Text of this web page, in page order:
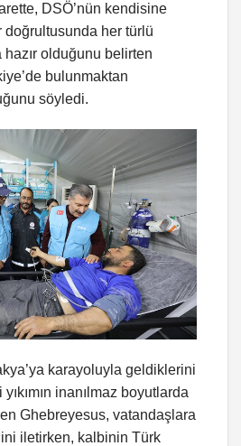
DSÖ’nün kendisine
doğrultusunda her türlü
hazır olduğunu belirten
bulunmaktan
söyledi.
karayoluyla geldiklerini
inanılmaz boyutlarda
Ghebreyesus, vatandaşlara
iletirken, kalbinin Türk